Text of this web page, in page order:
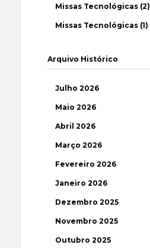
Missas Tecnológicas (2)
Missas Tecnológicas (1)
Arquivo Histórico
Julho 2026
Maio 2026
Abril 2026
Março 2026
Fevereiro 2026
Janeiro 2026
Dezembro 2025
Novembro 2025
Outubro 2025